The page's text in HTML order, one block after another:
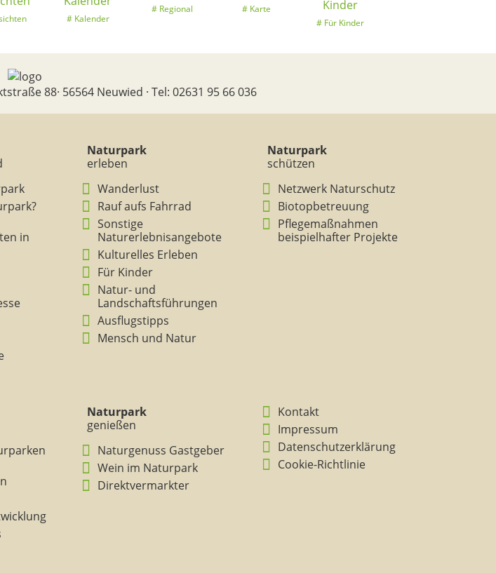
Kalender
Regional
Karte
Für Kinder
88· 56564 Neuwied · Tel: 02631 95 66 036
in
Naturpark
erleben
Wanderlust
Rauf aufs Fahrrad
Sonstige
Naturerlebnisangebote
Kulturelles Erleben
Für Kinder
Natur- und
Landschaftsführungen
Ausflugstipps
Mensch und Natur
Naturpark
schützen
Netzwerk Naturschutz
Biotopbetreuung
Pflegemaßnahmen
beispielhafter Projekte
Naturpark
genießen
Naturgenuss Gastgeber
Wein im Naturpark
Direktvermarkter
Kontakt
Impressum
Datenschutzerklärung
Cookie-Richtlinie